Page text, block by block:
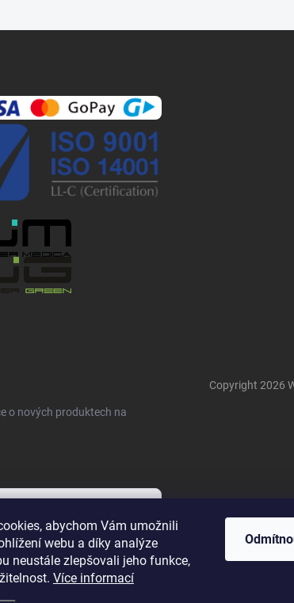
abychom Vám umožnili
webu a díky analýze
neustále zlepšovali jeho funkce,
Více informací
o nových produktech na
osobních údajů v souladu se
Copyright 2026